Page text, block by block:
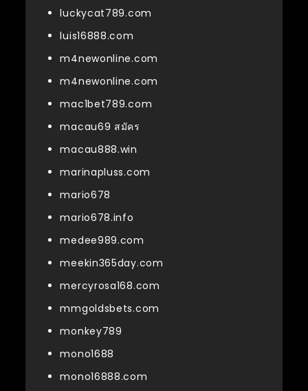
luckycat789.com
luis16888.com
m4newonline.com
m4newonline.com
mac1bet789.com
macau69 สมัคร
macau888.win
marinapluss.com
mario678
mario678.info
medee989.com
meekin365day.com
mercyrosa168.com
mmgoldsbets.com
monkey789
mono1688
mono16888.com